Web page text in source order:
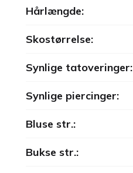
Hårlængde:
Skostørrelse:
Synlige tatoveringer:
Synlige piercinger:
Bluse str.:
Bukse str.: